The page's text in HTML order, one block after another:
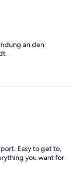
an den
Easy to get to,
you want for